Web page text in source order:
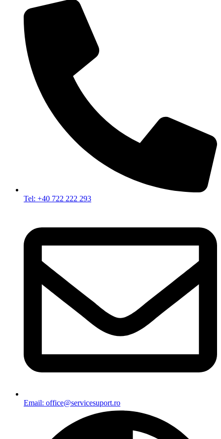
Tel: +40 722 222 293
Email: office@servicesuport.ro